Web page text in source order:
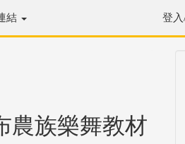
結 登
農族樂舞教材